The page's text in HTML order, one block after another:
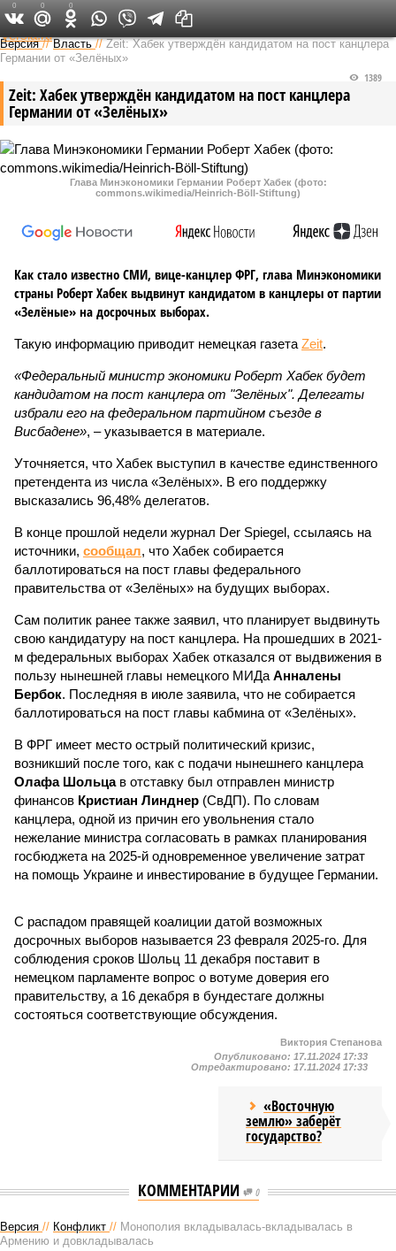
Федеральный выпуск
Версия //Власть //Zeit: Хабек утверждён кандидатом на пост канцлера
Германии от «Зелёных»
Zeit: Хабек утверждён кандидатом на пост канцлера
Германии от «Зелёных»
1389
Глава Минэкономики Германии Роберт Хабек (фото:
commons.wikimedia/Heinrich-Böll-Stiftung)
Как стало известно СМИ, вице-канцлер ФРГ, глава Минэкономики
страны Роберт Хабек выдвинут кандидатом в канцлеры от партии
«Зелёные» на досрочных выборах.
Такую информацию приводит немецкая газета Zeit.
«Федеральный министр экономики Роберт Хабек будет
кандидатом на пост канцлера от "Зелёных". Делегаты
избрали его на федеральном партийном съезде в
Висбадене», – указывается в материале.
Уточняется, что Хабек выступил в качестве единственного
претендента из числа «Зелёных». В его поддержку
высказались 96,48% делегатов.
В конце прошлой недели журнал Der Spiegel, ссылаясь на
источники, сообщал, что Хабек собирается
баллотироваться на пост главы федерального
правительства от «Зелёных» на будущих выборах.
Сам политик ранее также заявил, что планирует выдвинуть
свою кандидатуру на пост канцлера. На прошедших в 2021-
м федеральных выборах Хабек отказался от выдвижения в
пользу нынешней главы немецкого МИДа Анналены
Бербок. Последняя в июле заявила, что не собирается
баллотироваться на пост главы кабмина от «Зелёных».
В ФРГ имеет место острый политический кризис,
возникший после того, как с подачи нынешнего канцлера
Олафа Шольцав отставку был отправлен министр
финансов Кристиан Линднер (СвДП). По словам
канцлера, одной из причин его увольнения стало
нежелание министра согласовать в рамках планирования
госбюджета на 2025-й одновременное увеличение затрат
на помощь Украине и инвестирование в будущее Германии.
С распадом правящей коалиции датой возможных
досрочных выборов называется 23 февраля 2025-го. Для
соблюдения сроков Шольц 11 декабря поставит в
немецком парламенте вопрос о вотуме доверия его
правительству, а 16 декабря в бундестаге должны
состояться соответствующие обсуждения.
0 0 0
Виктория Степанова
Опубликовано: 17.11.2024 17:33
Отредактировано: 17.11.2024 17:33
«Восточную
землю» заберёт
государство?
КОММЕНТАРИИ 0
Версия // Конфликт // Монополия вкладывалась-вкладывалась в
Армению и довкладывалась